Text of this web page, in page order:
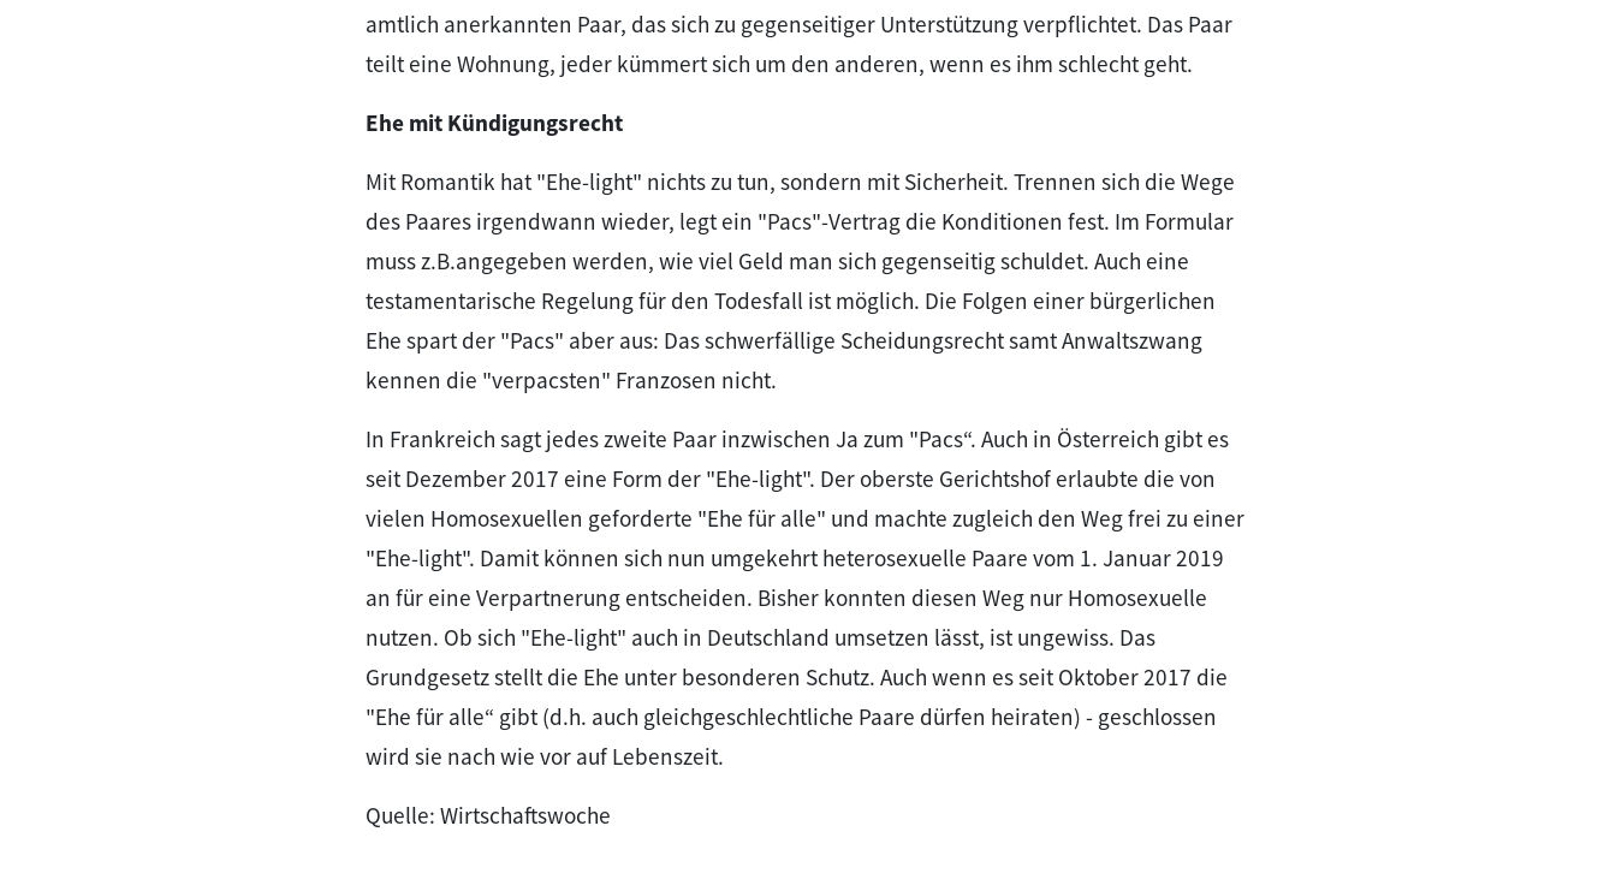
amtlich anerkannten Paar, das sich zu gegenseitiger Unterstützung verpflichtet. Das Paar
teilt eine Wohnung, jeder kümmert sich um den anderen, wenn es ihm schlecht geht.
Ehe mit Kündigungsrecht
Mit Romantik hat "Ehe-light" nichts zu tun, sondern mit Sicherheit. Trennen sich die Wege
des Paares irgendwann wieder, legt ein "Pacs"-Vertrag die Konditionen fest. Im Formular
muss z.B.angegeben werden, wie viel Geld man sich gegenseitig schuldet. Auch eine
testamentarische Regelung für den Todesfall ist möglich. Die Folgen einer bürgerlichen
Ehe spart der "Pacs" aber aus: Das schwerfällige Scheidungsrecht samt Anwaltszwang
kennen die "verpacsten" Franzosen nicht.
In Frankreich sagt jedes zweite Paar inzwischen Ja zum "Pacs“. Auch in Österreich gibt es
seit Dezember 2017 eine Form der "Ehe-light". Der oberste Gerichtshof erlaubte die von
vielen Homosexuellen geforderte "Ehe für alle" und machte zugleich den Weg frei zu einer
"Ehe-light". Damit können sich nun umgekehrt heterosexuelle Paare vom 1. Januar 2019
an für eine Verpartnerung entscheiden. Bisher konnten diesen Weg nur Homosexuelle
nutzen. Ob sich "Ehe-light" auch in Deutschland umsetzen lässt, ist ungewiss. Das
Grundgesetz stellt die Ehe unter besonderen Schutz. Auch wenn es seit Oktober 2017 die
"Ehe für alle“ gibt (d.h. auch gleichgeschlechtliche Paare dürfen heiraten) - geschlossen
wird sie nach wie vor auf Lebenszeit.
Quelle: Wirtschaftswoche